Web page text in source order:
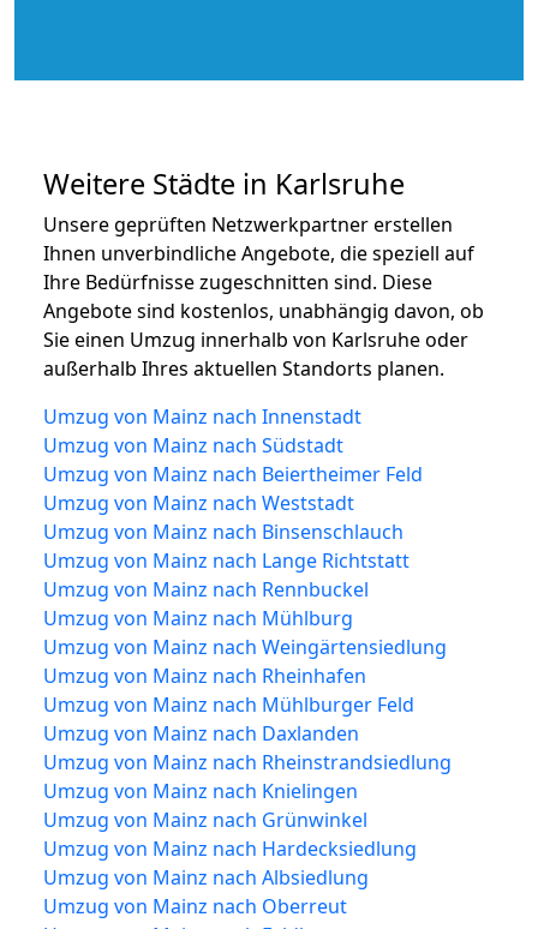
Weitere Städte in Karlsruhe
Unsere geprüften Netzwerkpartner erstellen
Ihnen unverbindliche Angebote, die speziell auf
Ihre Bedürfnisse zugeschnitten sind. Diese
Angebote sind kostenlos, unabhängig davon, ob
Sie einen Umzug innerhalb von Karlsruhe oder
außerhalb Ihres aktuellen Standorts planen.
Umzug von Mainz nach Innenstadt
Umzug von Mainz nach Südstadt
Umzug von Mainz nach Beiertheimer Feld
Umzug von Mainz nach Weststadt
Umzug von Mainz nach Binsenschlauch
Umzug von Mainz nach Lange Richtstatt
Umzug von Mainz nach Rennbuckel
Umzug von Mainz nach Mühlburg
Umzug von Mainz nach Weingärtensiedlung
Umzug von Mainz nach Rheinhafen
Umzug von Mainz nach Mühlburger Feld
Umzug von Mainz nach Daxlanden
Umzug von Mainz nach Rheinstrandsiedlung
Umzug von Mainz nach Knielingen
Umzug von Mainz nach Grünwinkel
Umzug von Mainz nach Hardecksiedlung
Umzug von Mainz nach Albsiedlung
Umzug von Mainz nach Oberreut